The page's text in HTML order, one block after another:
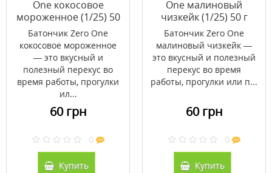
One кокосовое
мороженное (1/25) 50
г
Батончик Zero One
кокосовое мороженное
— это вкусный и
полезный перекус во
время работы, прогулки
ил...
60 грн
0
Купить
One малиновый
чизкейк (1/25) 50 г
Батончик Zero One
малиновый чизкейк —
это вкусный и полезный
перекус во время
работы, прогулки или п...
60 грн
0
Купить